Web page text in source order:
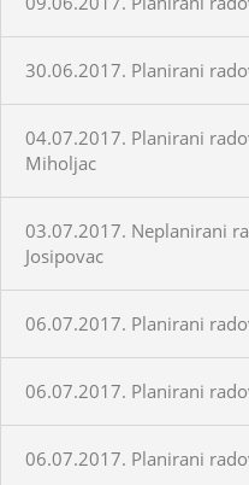
30.06.2017. Planirani
04.07.2017. Planirani
Miholjac
03.07.2017. Neplanirani
Josipovac
06.07.2017. Planirani
06.07.2017. Planirani
06.07.2017. Planirani